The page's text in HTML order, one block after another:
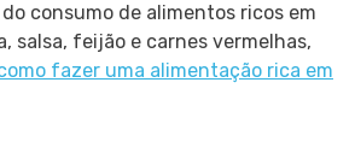
consumo de alimentos ricos em
salsa, feijão e carnes vermelhas,
fazer uma alimentação rica em